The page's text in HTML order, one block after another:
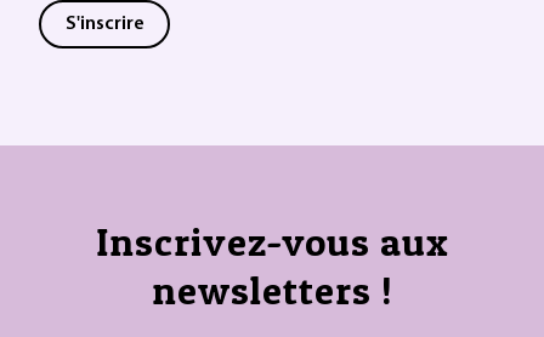
S'inscrire
Inscrivez-vous aux
newsletters !